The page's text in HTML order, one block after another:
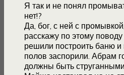
Я так и не понял
нет!?
Да, бог, с ней с
расскажу по этому
решили построить баню и
полов заспорили. Абрам
должны быть